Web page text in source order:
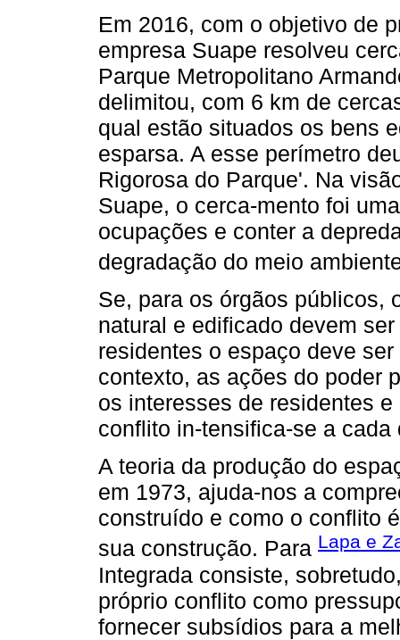
Em 2016, com o objetivo de
empresa Suape resolveu
Parque Metropolitano
delimitou, com 6 km de
qual estão situados os bens
esparsa. A esse perímetro
Rigorosa do Parque'. Na
Suape, o cerca-mento foi
ocupações e conter a
degradação do meio
Se, para os órgãos públicos,
natural e edificado devem
residentes o espaço deve
contexto, as ações do poder
os interesses de residentes
conflito in-tensifica-se a cada
A teoria da produção do
em 1973, ajuda-nos a
construído e como o conflito
sua construção. Para Lapa e
Integrada consiste,
próprio conflito como
fornecer subsídios para a